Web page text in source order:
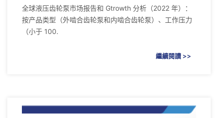
全球液压齿轮泵市场报告和 Gtrowth 分析（2022 年）：
按产品类型（外啮合齿轮泵和内啮合齿轮泵）、工作压力
（小于 100.
繼續閱讀 >>